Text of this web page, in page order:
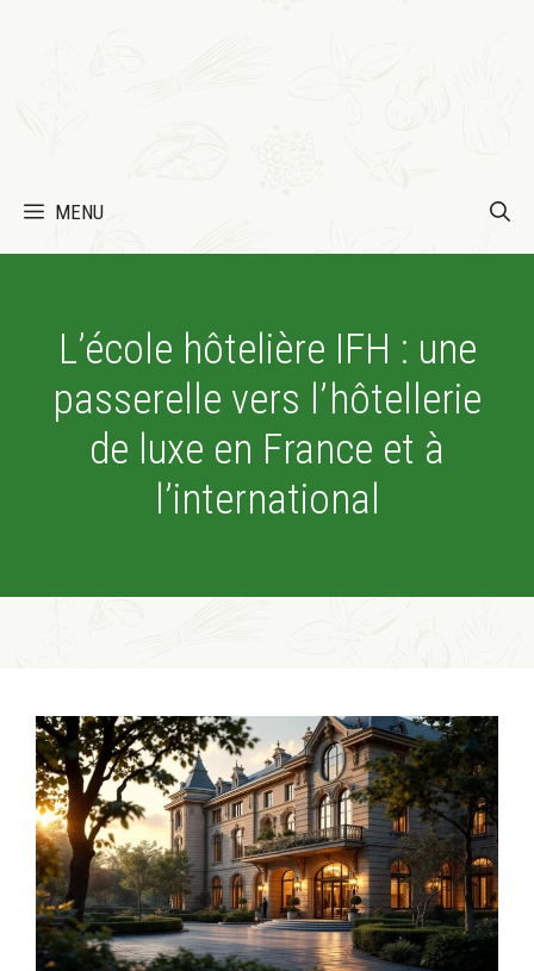
MENU
L’école hôtelière IFH : une
passerelle vers l’hôtellerie
de luxe en France et à
l’international